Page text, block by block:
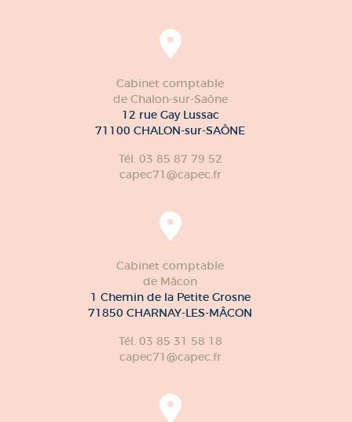
Cabinet comptable
de Chalon-sur-Saône
12 rue Gay Lussac
71100 CHALON-sur-SAÔNE
Tél. 03 85 87 79 52
capec71@capec.fr
Cabinet comptable
de Mâcon
1 Chemin de la Petite Grosne
71850 CHARNAY-LES-MÂCON
Tél. 03 85 31 58 18
capec71@capec.fr